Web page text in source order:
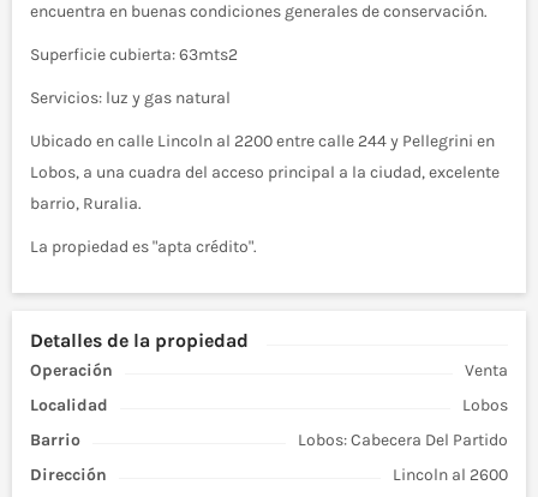
encuentra en buenas condiciones generales de conservación.
Superficie cubierta: 63mts2
Servicios: luz y gas natural
Ubicado en calle Lincoln al 2200 entre calle 244 y Pellegrini en
Lobos, a una cuadra del acceso principal a la ciudad, excelente
barrio, Ruralia.
La propiedad es "apta crédito".
Detalles de la propiedad
Operación
Venta
Localidad
Lobos
Barrio
Lobos: Cabecera Del Partido
Dirección
Lincoln al 2600